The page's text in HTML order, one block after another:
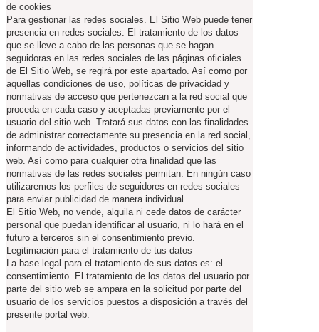
de cookies
Para gestionar las redes sociales. El Sitio Web puede tener
presencia en redes sociales. El tratamiento de los datos
que se lleve a cabo de las personas que se hagan
seguidoras en las redes sociales de las páginas oficiales
de El Sitio Web, se regirá por este apartado. Así como por
aquellas condiciones de uso, políticas de privacidad y
normativas de acceso que pertenezcan a la red social que
proceda en cada caso y aceptadas previamente por el
usuario del sitio web. Tratará sus datos con las finalidades
de administrar correctamente su presencia en la red social,
informando de actividades, productos o servicios del sitio
web. Así como para cualquier otra finalidad que las
normativas de las redes sociales permitan. En ningún caso
utilizaremos los perfiles de seguidores en redes sociales
para enviar publicidad de manera individual.
El Sitio Web, no vende, alquila ni cede datos de carácter
personal que puedan identificar al usuario, ni lo hará en el
futuro a terceros sin el consentimiento previo.
Legitimación para el tratamiento de tus datos
La base legal para el tratamiento de sus datos es: el
consentimiento. El tratamiento de los datos del usuario por
parte del sitio web se ampara en la solicitud por parte del
usuario de los servicios puestos a disposición a través del
presente portal web.